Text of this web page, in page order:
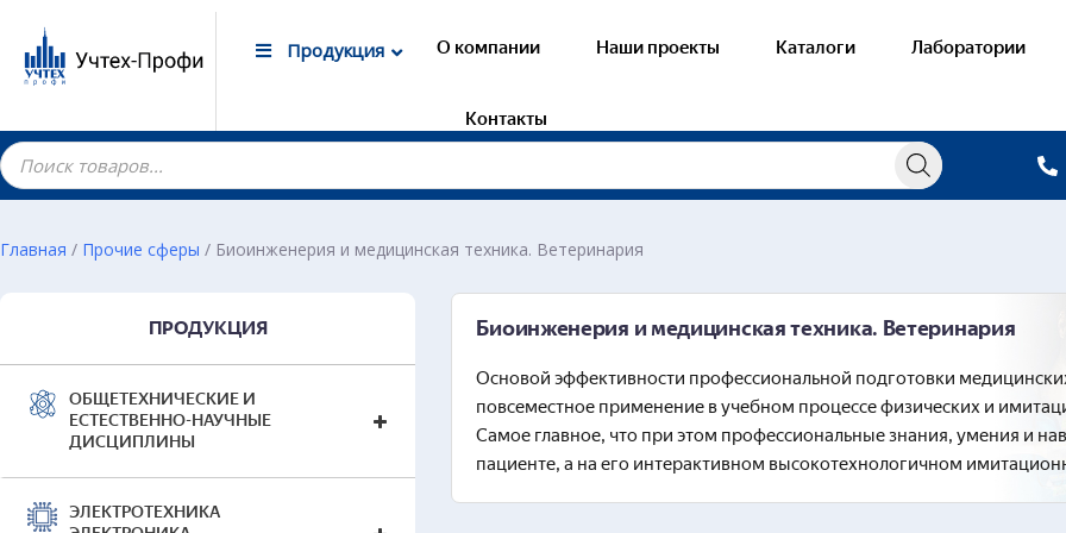
Продукция
Готовые лаборатории
Общевойсковая подготовка
Стрелковое вооружение. Артиллерия.
Минометы. Боеприпасы
Танки. БМП. Бронетранспортеры
Ракетная техника
Готовые
Общественное
Программные
питание)
— Физические
Легкая
О компании Наши проекты Каталоги Лаборатории
Контакты
Главная / Прочие сферы / Биоинженерия и медицинская техника. Ветеринария
ПРОДУКЦИЯ
ОБЩЕТЕХНИЧЕСКИЕ И
ЕСТЕСТВЕННО-НАУЧНЫЕ
ДИСЦИПЛИНЫ
ЭЛЕКТРОТЕХНИКА
Биоинженерия и медицинская техника. Ветеринария
Основой эффективности профессиональной подготовки
повсеместное применение в учебном процессе физических и
Самое главное, что при этом профессиональные знания, умения и
пациенте, а на его интерактивном высокотехнологичном